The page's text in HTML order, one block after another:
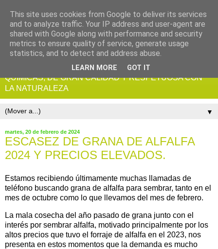
ALFALFA ECOLOGICA CERTIFICADA, SIN RESIDUOS
QUIMICAS, DE GRAN CALIDAD Y RESPETUOSA CON
LA NATURALEZA
▼
martes, 20 de febrero de 2024
ESCASEZ DE GRANA DE ALFALFA
2024 Y PRECIOS ELEVADOS.
Estamos recibiendo últimamente muchas llamadas de
teléfono buscando grana de alfalfa para sembrar, tanto en el
mes de octubre como lo que llevamos del mes de febrero.
La mala cosecha del año pasado de grana junto con el
interés por sembrar alfalfa, motivado principalmente por los
altos precios que tuvo el forraje de alfalfa en el 2023, nos
presenta en estos momentos que la demanda es mucho
This site uses cookies from Google to deliver its services
and to analyze traffic. Your IP address and user-agent are
shared with Google along with performance and security
metrics to ensure quality of service, generate usage
statistics, and to detect and address abuse.
LEARN MORE GOT IT